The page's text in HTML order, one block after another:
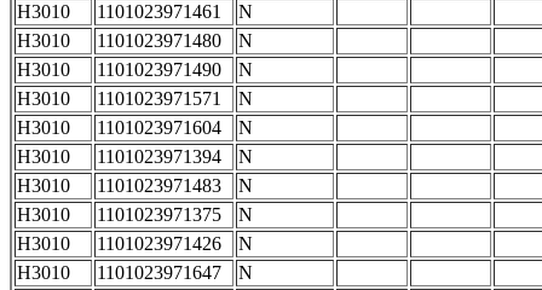
H3010
1101023971461
N
H3010
1101023971480
N
H3010
1101023971490
N
H3010
1101023971571
N
H3010
1101023971604
N
H3010
1101023971394
N
H3010
1101023971483
N
H3010
1101023971375
N
H3010
1101023971426
N
H3010
1101023971647
N